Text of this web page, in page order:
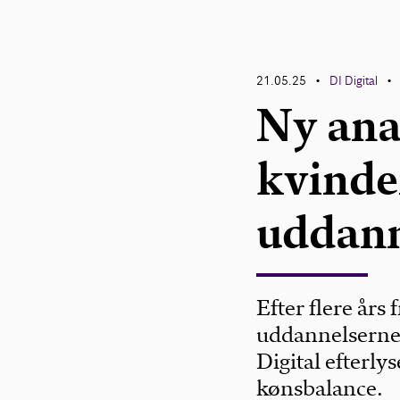
21.05.25 • DI Digital •
Ny
Efter flere års
Digital
kønsbalance.